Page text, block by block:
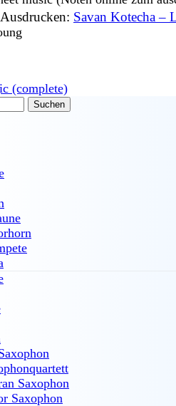
Savan Kotecha –
(complete)
Saxophon
Saxophon